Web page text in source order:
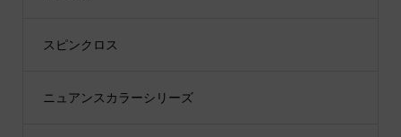
スピンクロス
ニュアンスカラーシリーズ